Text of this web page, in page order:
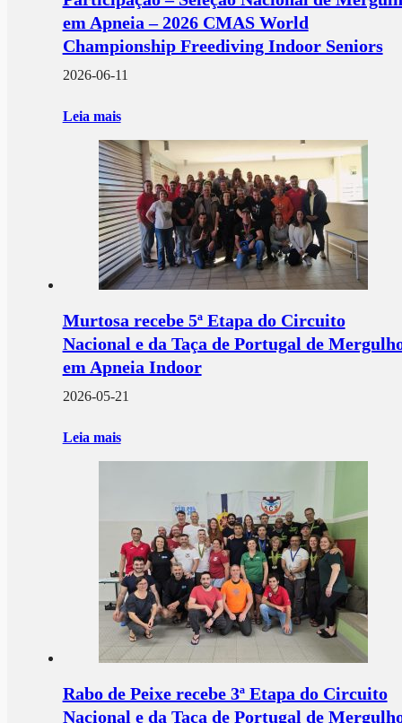
em Apneia – 2026 CMAS World
Championship Freediving Indoor Seniors
2026-06-11
Leia mais
Murtosa recebe 5ª Etapa do Circuito
Nacional e da Taça de Portugal de
em Apneia Indoor
2026-05-21
Leia mais
Rabo de Peixe recebe 3ª Etapa do Circuito
Nacional e da Taça de Portugal de